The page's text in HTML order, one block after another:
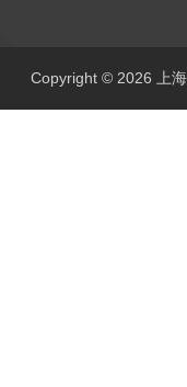
Copyright © 2026 上